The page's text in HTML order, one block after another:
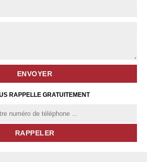
RAPPELLE GRATUITEMENT